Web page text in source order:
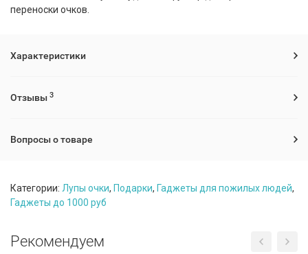
переноски очков.
Характеристики
Отзывы 3
Вопросы о товаре
Категории: Лупы очки, Подарки, Гаджеты для пожилых людей,
Гаджеты до 1000 руб
Рекомендуем